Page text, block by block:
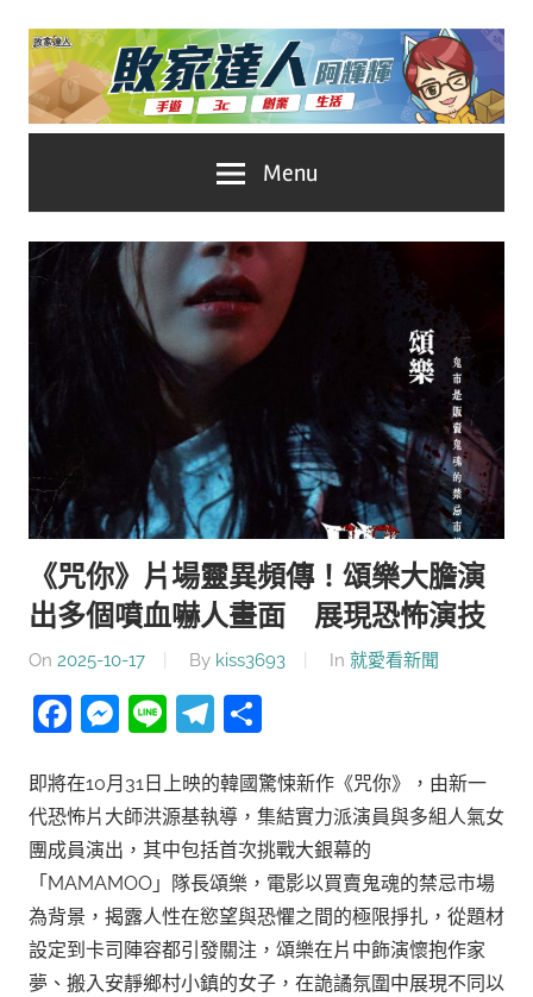
Skip
content
家
達
推
薦
No.1
遊
戲
體。
Menu
《咒你》片場靈異頻傳！頌樂大膽演
出多個噴血嚇人畫面 展現恐怖演技
On 2025-10-17 By kiss3693 In 就愛看新聞
Facebook
Messenger
LineTelegram
即將在10月31日上映的韓國驚悚新作《咒你》，由新一
代恐怖片大師洪源基執導，集結實力派演員與多組人氣女
團成員演出，其中包括首次挑戰大銀幕的
「MAMAMOO」隊長頌樂，電影以買賣鬼魂的禁忌市場
為背景，揭露人性在慾望與恐懼之間的極限掙扎，從題材
設定到卡司陣容都引發關注，頌樂在片中飾演懷抱作家
夢、搬入安靜鄉村小鎮的女子，在詭譎氛圍中展現不同以